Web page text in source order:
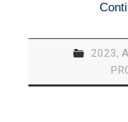
2023,